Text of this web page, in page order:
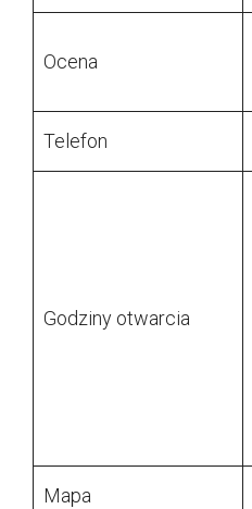
Ocena
Telefon
Godziny otwarcia
Mapa